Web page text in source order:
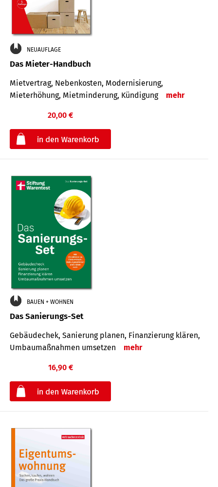
NEUAUFLAGE
Das Mieter-Handbuch
Mietvertrag, Nebenkosten, Modernisierung,
Mieterhöhung, Mietminderung, Kündigung
mehr
20,00 €
BAUEN + WOHNEN
Das Sanierungs-Set
Gebäudechek, Sanierung planen, Finanzierung klären,
Umbaumaßnahmen umsetzen
mehr
16,90 €